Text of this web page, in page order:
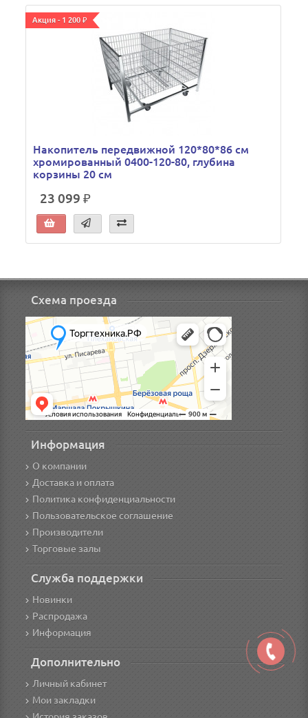
Акция - 1 200 ₽
Накопитель передвижной 120*80*86 см
хромированный 0400-120-80, глубина
корзины 20 см
23 099 ₽
Схема проезда
Информация
О компании
Доставка и оплата
Политика конфиденциальности
Пользовательское соглашение
Производители
Торговые залы
Служба поддержки
Новинки
Распродажа
Информация
Дополнительно
Личный кабинет
Мои закладки